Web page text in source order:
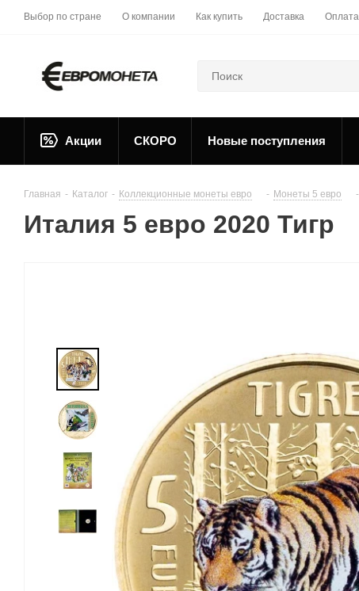
Выбор по стране О компании Как купить Доставка Оплата
Акции СКОРО Новые поступления
Главная - Каталог - Коллекционные монеты евро - Монеты 5 евро -
Италия 5 евро 2020 Тигр